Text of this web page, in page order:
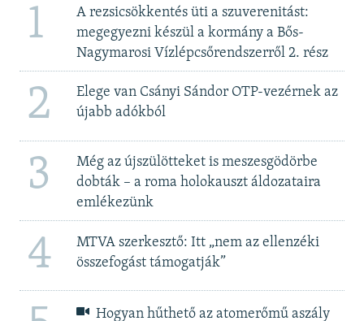
1
A rezsicsökkentés üti a szuverenitást:
megegyezni készül a kormány a Bős-
Nagymarosi Vízlépcsőrendszerről 2. rész
2
Elege van Csányi Sándor OTP-vezérnek az
újabb adókból
3
Még az újszülötteket is meszesgödörbe
dobták – a roma holokauszt áldozataira
emlékezünk
4
MTVA szerkesztő: Itt „nem az ellenzéki
összefogást támogatják”
Hogyan hűthető az atomerőmű aszály